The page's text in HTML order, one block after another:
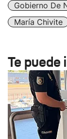
Gobierno De
María Chivite
Te puede